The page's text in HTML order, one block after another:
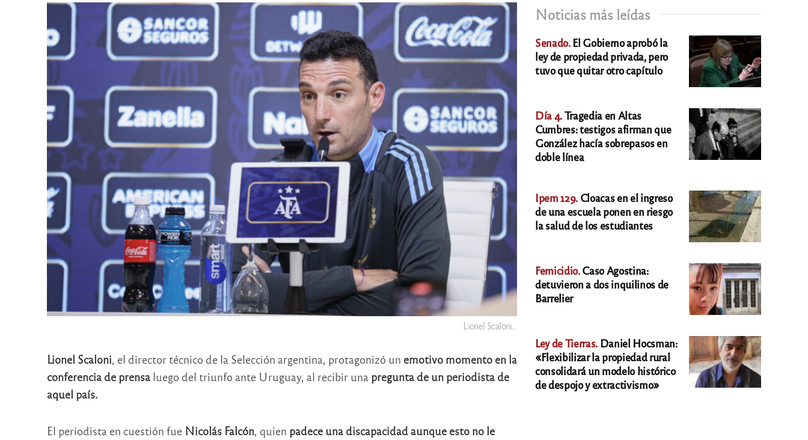
Lionel Scaloni.
Lionel Scaloni, el director técnico de la Selección argentina, protagonizó un emotivo momento en la
conferencia de prensaluego del triunfo ante Uruguay, al recibir una pregunta de un periodista de
aquel país.
El periodista en cuestión fue Nicolás Falcón, quien padece una discapacidad aunque esto no le
Noticias más leídas
Senado.El Gobierno aprobó la
ley de propiedad privada, pero
tuvo que quitar otro capítulo
Día 4.Tragedia en Altas
Cumbres: testigos afirman que
González hacía sobrepasos en
doble línea
Ipem 129. Cloacas en el ingreso
de una escuela ponen en riesgo
la salud de los estudiantes
Femicidio.Caso Agostina:
detuvieron a dos inquilinos de
Barrelier
Ley de Tierras. Daniel Hocsman:
«Flexibilizar la propiedad rural
consolidará un modelo histórico
de despojo y extractivismo»